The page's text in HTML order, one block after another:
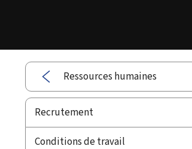
Ressources humaines
Recrutement
Conditions de travail